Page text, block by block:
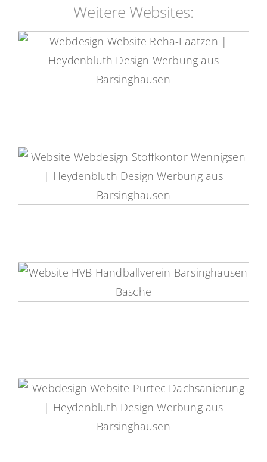
Weitere Websites:
Reha-Laatzen Website
Stoffkontor Wennigsen Website
HVB Website
Purtec-Dachsanierung Website